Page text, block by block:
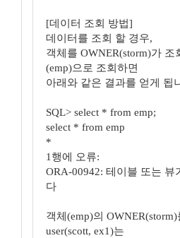
[데이터 조회 방법]
데이터를 조회 할 경우,
객체를 OWNER(storm)가
(emp)으로 조회하면
아래와 같은 결과를 얻게 됩
SQL> select * from emp;
select * from emp
*
1행에 오류:
ORA-00942: 테이블 또는 뷰
다
객체(emp)의
user(scott, ex1)는